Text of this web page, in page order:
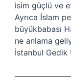
isim güçlü ve
Ayrıca İslam
büyükbabası
ne anlama
İstanbul